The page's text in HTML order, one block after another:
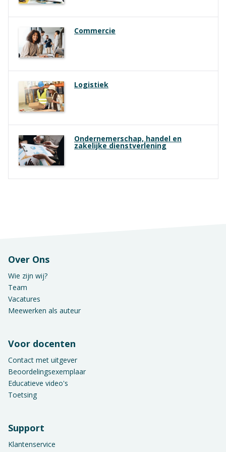
Commercie
Logistiek
Ondernemerschap, handel en
zakelijke dienstverlening
Over Ons
Wie zijn wij?
Team
Vacatures
Meewerken als auteur
Voor docenten
Contact met uitgever
Beoordelingsexemplaar
Educatieve video's
Toetsing
Support
Klantenservice